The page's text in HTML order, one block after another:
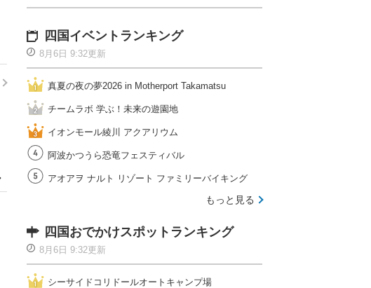
四国イベントランキング
8月6日 9:32更新
真夏の夜の夢2026 in Motherport Takamatsu
チームラボ 学ぶ！未来の遊園地
イオンモール綾川 アクアリウム
阿波かつうら恐竜フェスティバル
アオアヲ ナルト リゾート ファミリーバイキング
もっと見る
四国おでかけスポットランキング
8月6日 9:32更新
シーサイドコリドールオートキャンプ場